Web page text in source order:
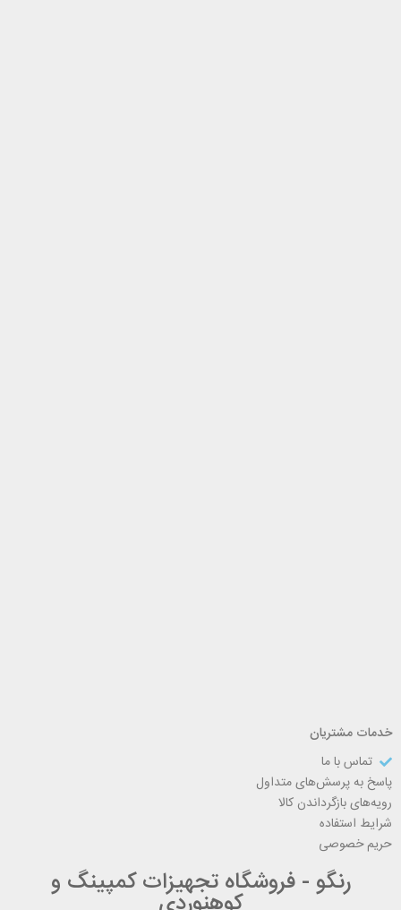
خدمات مشتریان
تماس با ما
پاسخ به پرسش‌های متداول
رویه‌های بازگرداندن کالا
شرایط استفاده
حریم خصوصی
رنگو - فروشگاه تجهیزات کمپینگ و